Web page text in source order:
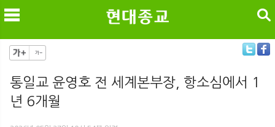
메
검색
통일교 윤영호 전 세계본부장, 항소심에서 1
년 6개월